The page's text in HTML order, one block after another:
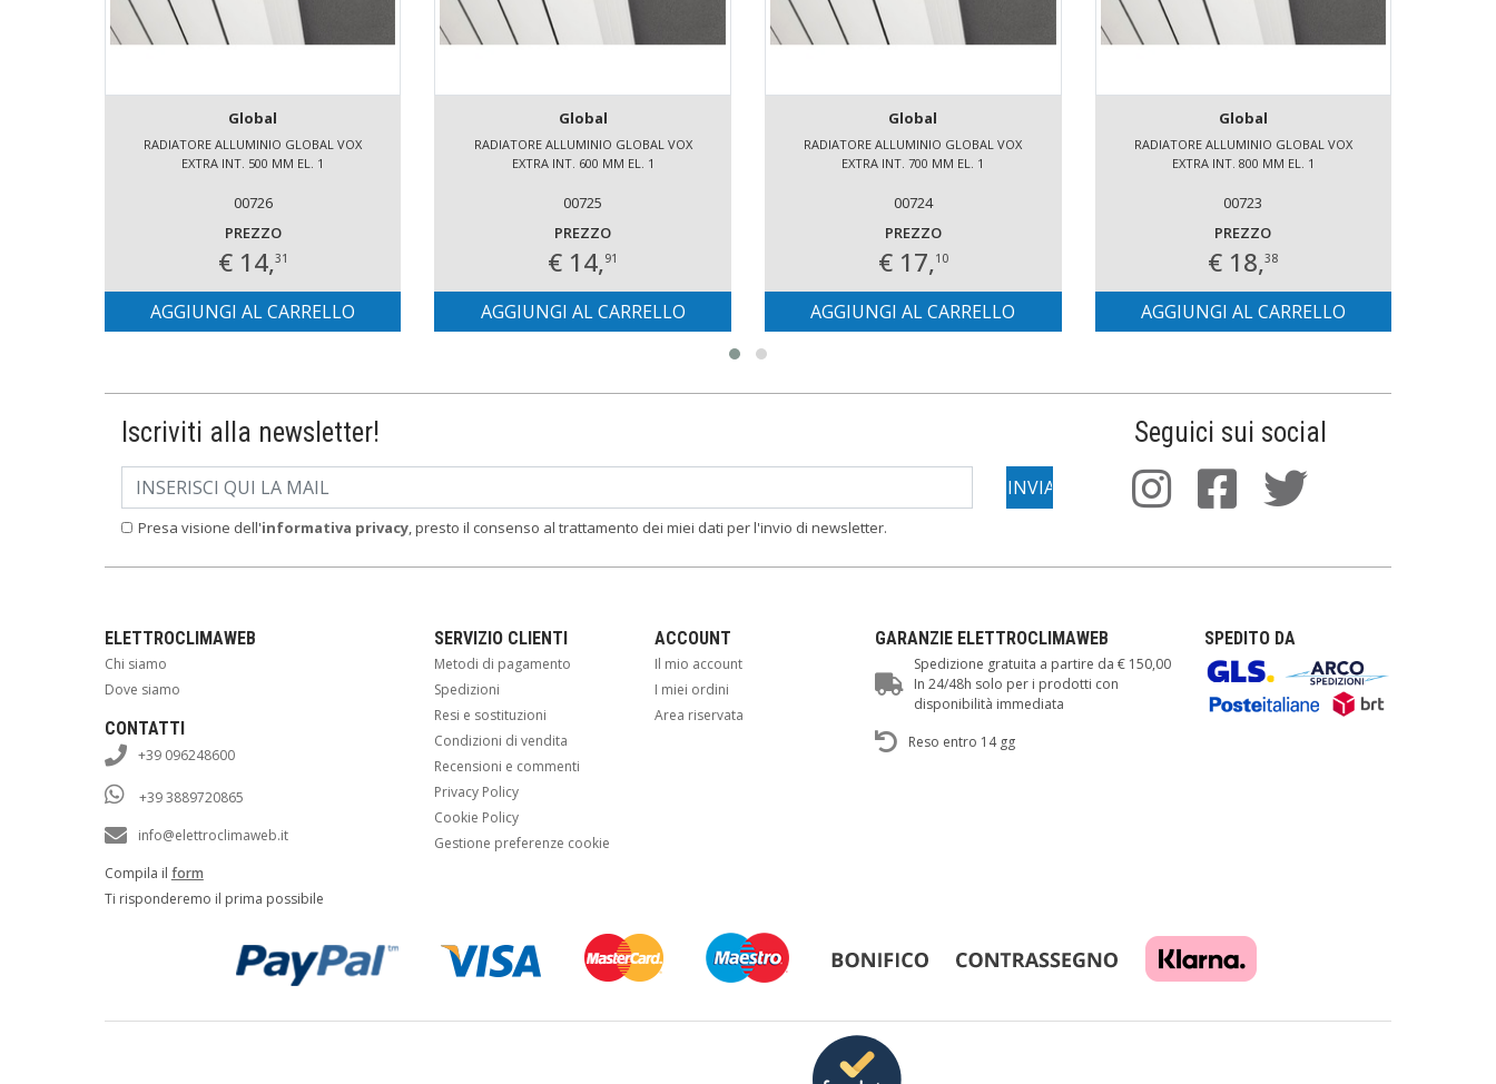
Global
RADIATORE ALLUMINIO GLOBAL VOX
EXTRA INT. 500 MM EL. 1
00726
PREZZO
€ 14,31
AGGIUNGI AL CARRELLO
Global
RADIATORE ALLUMINIO GLOBAL VOX
EXTRA INT. 600 MM EL. 1
00725
PREZZO
€ 14,91
AGGIUNGI AL CARRELLO
Global
RADIATORE ALLUMINIO GLOBAL VOX
EXTRA INT. 700 MM EL. 1
00724
PREZZO
€ 17,10
AGGIUNGI AL CARRELLO
Global
RADIATORE ALLUMINIO GLOBAL VOX
EXTRA INT. 800 MM EL. 1
00723
PREZZO
€ 18,38
AGGIUNGI AL CARRELLO
Iscriviti alla newsletter!
Presa visione dell'informativa privacy, presto il consenso al trattamento dei miei dati per l'invio di newsletter.
Seguici sui social
ELETTROCLIMAWEB
Chi siamo
Dove siamo
CONTATTI
+39 096248600
+39 3889720865
info@elettroclimaweb.it
Compila il form
Ti risponderemo il prima possibile
SERVIZIO CLIENTI
Metodi di pagamento
Spedizioni
Resi e sostituzioni
Condizioni di vendita
Recensioni e commenti
Privacy Policy
Cookie Policy
Gestione preferenze cookie
ACCOUNT
Il mio account
I miei ordini
Area riservata
GARANZIE ELETTROCLIMAWEB
Spedizione gratuita a partire da € 150,00
In 24/48h solo per i prodotti con
disponibilità immediata
Reso entro 14 gg
SPEDITO DA